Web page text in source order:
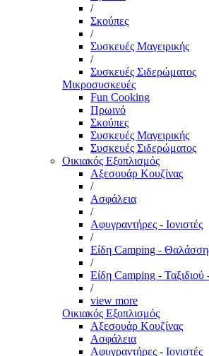
/
Σκούπες
/
Συσκευές Μαγειρικής
/
Συσκευές Σιδερώματος
Μικροσυσκευές
Fun Cooking
Πρωινό
Σκούπες
Συσκευές Μαγειρικής
Συσκευές Σιδερώματος
Οικιακός Εξοπλισμός
Αξεσουάρ Κουζίνας
/
Ασφάλεια
/
Αφυγραντήρες - Ιονιστές
/
Είδη Camping -
/
Είδη Camping -
/
view more
Οικιακός Εξοπλισμός
Αξεσουάρ Κουζίνας
Ασφάλεια
Αφυγραντήρες - Ιονιστές